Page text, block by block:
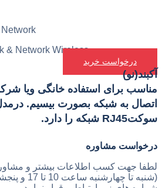
& Network Wireless
درخواست خرید
آکبند(نو)
مناسب برای استفاده خانگی ویا
سوکتRJ45 شبکه را دارد.
درخواست مشاوره
لطفا جهت کسب اطلاعات بیشتر و